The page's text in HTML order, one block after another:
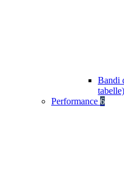
Bandi
tabelle)
Performance 6